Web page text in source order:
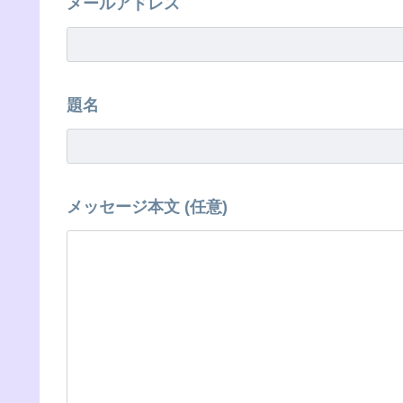
題名
メッセージ本文 (任意)